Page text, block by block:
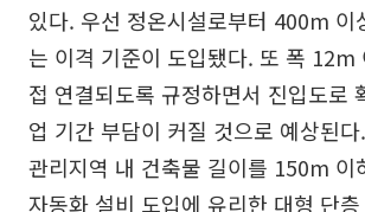
있다. 우선 정온시설로부터 400m 이
는 이격 기준이 도입됐다. 또 폭 12m
접 연결되도록 규정하면서 진입도로
업 기간 부담이 커질 것으로 예상된다
관리지역 내 건축물 길이를 150m 이
자동화 설비 도입에 유리한 대형 단